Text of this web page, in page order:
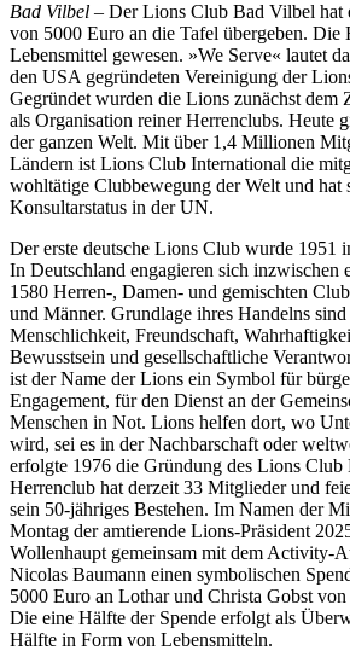
Bad Vilbel – Der Lions Club Bad Vilbel hat
von 5000 Euro an die Tafel übergeben. Die
Lebensmittel gewesen. »We Serve« lautet
den USA gegründeten Vereinigung der
Gegründet wurden die Lions zunächst dem
als Organisation reiner Herrenclubs. Heute
der ganzen Welt. Mit über 1,4 Millionen
Ländern ist Lions Club International die
wohltätige Clubbewegung der Welt und hat
Konsultarstatus in der UN.
Der erste deutsche Lions Club wurde 1951
In Deutschland engagieren sich inzwischen
1580 Herren-, Damen- und gemischten
und Männer. Grundlage ihres Handelns
Menschlichkeit, Freundschaft,
Bewusstsein und gesellschaftliche
ist der Name der Lions ein Symbol für
Engagement, für den Dienst an der
Menschen in Not. Lions helfen dort, wo
wird, sei es in der Nachbarschaft oder
erfolgte 1976 die Gründung des Lions
Herrenclub hat derzeit 33 Mitglieder und
sein 50-jähriges Bestehen. Im Namen der
Montag der amtierende Lions-Präsident
Wollenhaupt gemeinsam mit dem Activity-
Nicolas Baumann einen symbolischen
5000 Euro an Lothar und Christa Gobst
Die eine Hälfte der Spende erfolgt als
Hälfte in Form von Lebensmitteln.